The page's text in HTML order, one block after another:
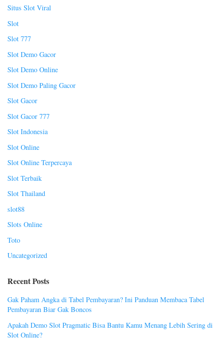
Situs Slot Viral
Slot
Slot 777
Slot Demo Gacor
Slot Demo Online
Slot Demo Paling Gacor
Slot Gacor
Slot Gacor 777
Slot Indonesia
Slot Online
Slot Online Terpercaya
Slot Terbaik
Slot Thailand
slot88
Slots Online
Toto
Uncategorized
Recent Posts
Gak Paham Angka di Tabel Pembayaran? Ini Panduan Membaca Tabel
Pembayaran Biar Gak Boncos
Apakah Demo Slot Pragmatic Bisa Bantu Kamu Menang Lebih Sering di
Slot Online?